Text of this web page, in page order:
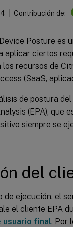
Contribución de:
Posture es
aplicar ciertos
los recursos de
(SaaS,
de postura
(EPA), que
siempre se
del
de ejecución, el
el cliente EPA
usuario final. Por